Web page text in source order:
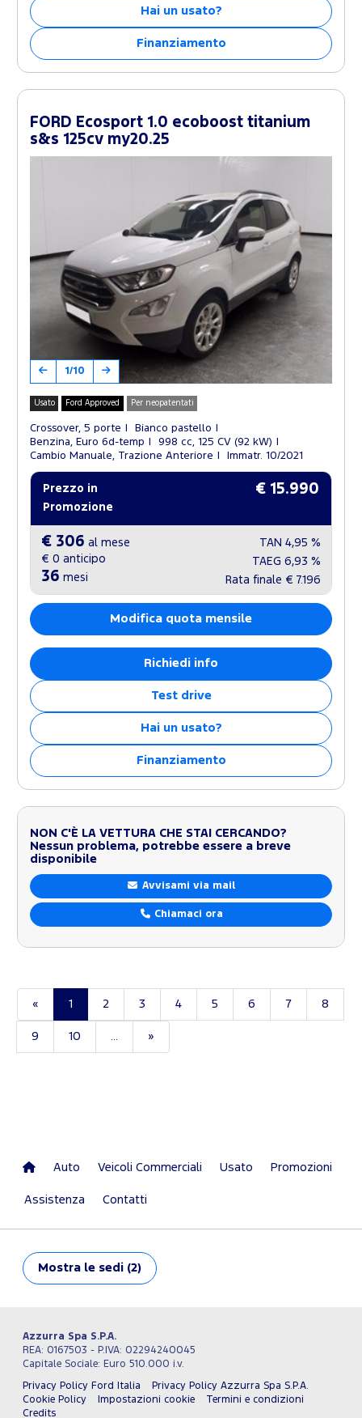
Hai un usato?
Finanziamento
FORD Ecosport 1.0 ecoboost titanium
s&s 125cv my20.25
1/10
Usato Ford Approved Per neopatentati
Crossover, 5 porte
Bianco pastello
Benzina, Euro 6d-temp
998 cc, 125 CV (92 kW)
Cambio Manuale, Trazione Anteriore
Immatr. 10/2021
Prezzo in
Promozione
€ 15.990
€ 306 al mese
€ 0 anticipo
36 mesi
TAN 4,95 %
TAEG 6,93 %
Rata finale € 7.196
Modifica quota mensile
Richiedi info
Test drive
Hai un usato?
Finanziamento
NON C'È LA VETTURA CHE STAI CERCANDO?
Nessun problema, potrebbe essere a breve
disponibile
Avvisami via mail
Chiamaci ora
« 1 2 3 4 5 6 7 8
9 10 »
Auto Veicoli Commerciali Usato Promozioni
Assistenza Contatti
Mostra le sedi (2)
Azzurra Spa S.P.A.
REA: 0167503 - P.IVA: 02294240045
Capitale Sociale: Euro 510.000 i.v.
Privacy Policy Ford Italia
Privacy Policy Azzurra Spa S.P.A.
Cookie Policy
Impostazioni cookie
Termini e condizioni
Credits